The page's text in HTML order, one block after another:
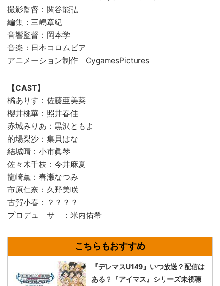
撮影監督：関谷能弘
編集：三嶋章紀
音響監督：岡本学
音楽：日本コロムビア
アニメーション制作：CygamesPictures
【CAST】
橘ありす：佐藤亜美菜
櫻井桃華：照井春佳
赤城みりあ：黒沢ともよ
的場梨沙：集貝はな
結城晴：小市眞琴
佐々木千枝：今井麻夏
龍崎薫：春瀬なつみ
市原仁奈：久野美咲
古賀小春：？？？？
プロデューサー：米内佑希
『デレマスU149』いつ放送？配信は
ある？『アイマス』シリーズ未視聴